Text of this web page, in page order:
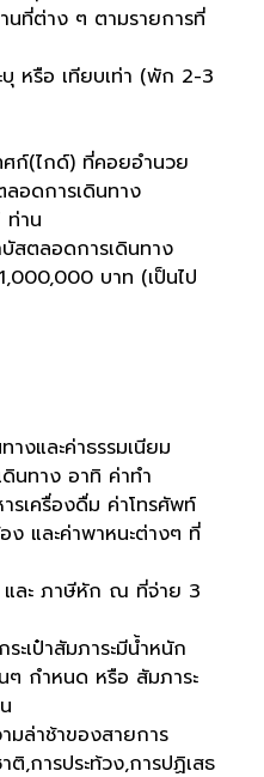
นที่ต่าง ๆ ตามรายการที่
บุ หรือ เทียบเท่า (พัก 2-3
ศก์(ไกด์) ที่คอยอำนวย
ลอดการเดินทาง
ท่าน
สตลอดการเดินทาง
บาท (เป็นไป
างและค่าธรรมเนียม
นทาง อาทิ ค่าทำ
รเครื่องดื่ม ค่าโทรศัพท์
ง และค่าพาหนะต่างๆ ที่
และ ภาษีหัก ณ ที่จ่าย 3
ะเป๋าสัมภาระมีน้ำหนัก
ๆ กำหนด หรือ สัมภาระ
มล่าช้าของสายการ
,การประท้วง,การปฏิเสธ